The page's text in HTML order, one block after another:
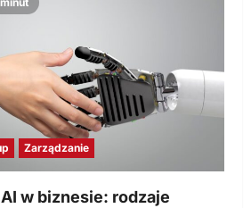
Zarządzanie
w biznesie: rodzaje